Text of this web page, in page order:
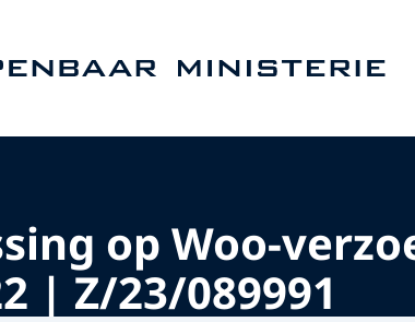
op Woo-
| Z/23/089991